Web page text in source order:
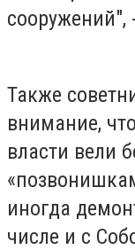
сооружений",
Также
внимание,
власти вели
иногда
числе и с